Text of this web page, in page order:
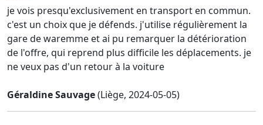
je vois presqu'exclusivement en transport en commun.
c'est un choix que je défends. j'utilise régulièrement la
gare de waremme et ai pu remarquer la détérioration
de l'offre, qui reprend plus difficile les déplacements. je
ne veux pas d'un retour à la voiture
Géraldine Sauvage(Liège, 2024-05-05)